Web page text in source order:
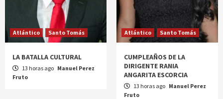
Atlántico Santo Tomás
LA BATALLA CULTURAL
13 horas ago Manuel Perez
Fruto
Atlántico Santo Tomás
CUMPLEAÑOS DE LA
DIRIGENTE RANIA
ANGARITA ESCORCIA
13 horas ago Manuel Perez
Fruto